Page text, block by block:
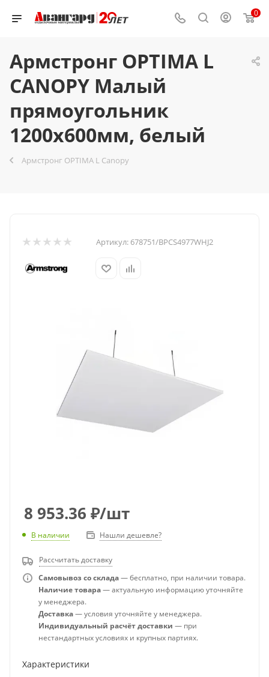
0
Армстронг OPTIMA L
CANOPY Малый
прямоугольник
1200x600мм, белый
Армстронг OPTIMA L Canopy
Артикул: 678751/BPCS4977WHJ2
8 953.36 ₽/шт
В наличии Нашли дешевле?
Рассчитать доставку
Самовывоз со склада— бесплатно, при наличии товара.
Наличие товара— актуальную информацию уточняйте
у менеджера.
Доставка— условия уточняйте у менеджера.
Индивидуальный расчёт доставки — при
нестандартных условиях и крупных партиях.
Характеристики